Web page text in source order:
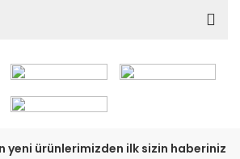
yeni ürünlerimizden ilk sizin haberiniz